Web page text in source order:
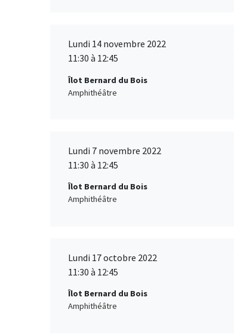
Lundi 14 novembre 2022
11:30 à 12:45
Îlot Bernard du Bois
Amphithéâtre
Lundi 7 novembre 2022
11:30 à 12:45
Îlot Bernard du Bois
Amphithéâtre
Lundi 17 octobre 2022
11:30 à 12:45
Îlot Bernard du Bois
Amphithéâtre